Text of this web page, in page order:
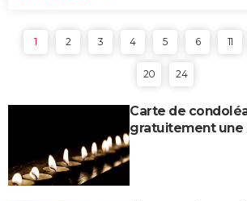
1 2 3 4 5 6 11
20 24
Carte de
gratuitement une